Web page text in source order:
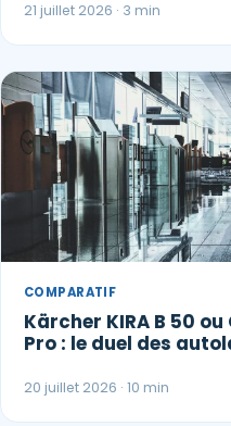
21 juillet 2026 · 3 min
COMPARATIF
Kärcher KIRA B 50
Pro : le duel des
20 juillet 2026 · 10 min